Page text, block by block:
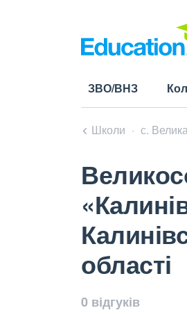
ЗВО/ВНЗ
Школи с.
області
0 відгуків